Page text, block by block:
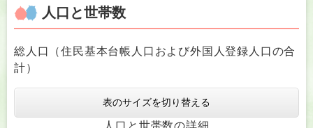
人口と世帯数
総人口（住民基本台帳人口および外国人登録人口の合
計）
表のサイズを切り替える